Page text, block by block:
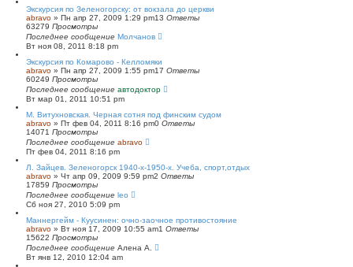
Экскурсия по Зеленогорску: от вокзала до церкви
abravo » Пн апр 27, 2009 1:29 pm13 Ответы
63279 Просмотры
Последнее сообщение Молчанов
Вт ноя 08, 2011 8:18 pm
Экскурсия по Комарово - Келломяки
abravo » Пн апр 27, 2009 1:55 pm17 Ответы
60249 Просмотры
Последнее сообщение автодоктор
Вт мар 01, 2011 10:51 pm
М. Витухновская. Черная сотня под финским судом
abravo » Пт фев 04, 2011 8:16 pm0 Ответы
14071 Просмотры
Последнее сообщение abravo
Пт фев 04, 2011 8:16 pm
Л. Зайцев. Зеленогорск 1940-х-1950-х. Учеба, спорт,отдых
abravo » Чт апр 09, 2009 9:59 pm2 Ответы
17859 Просмотры
Последнее сообщение leo
Сб ноя 27, 2010 5:09 pm
Маннергейм - Куусинен: очно-заочное противостояние
abravo » Вт ноя 17, 2009 10:55 am1 Ответы
15622 Просмотры
Последнее сообщение Алена А.
Вт янв 12, 2010 12:04 am